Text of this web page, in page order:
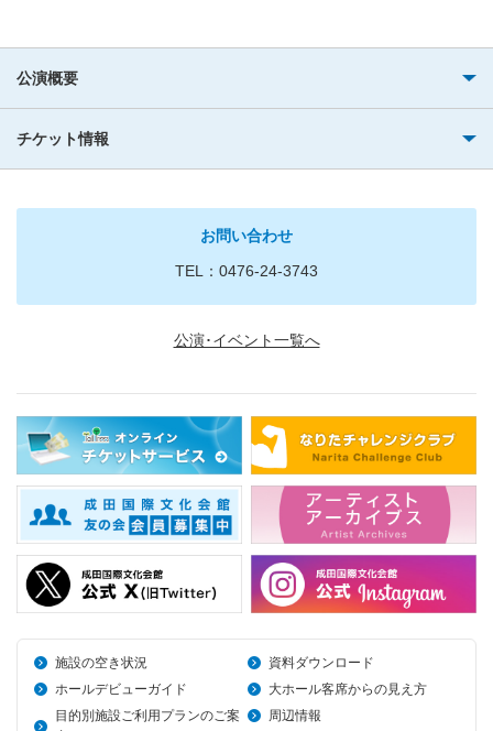
公演概要
チケット情報
お問い合わせ
TEL：0476-24-3743
公演･イベント一覧へ
施設の空き状況
資料ダウンロード
ホールデビューガイド
大ホール客席からの見え方
目的別施設ご利用プランのご案
周辺情報